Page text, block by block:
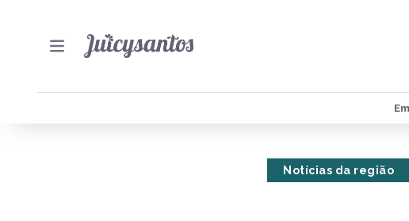
Notícias da região